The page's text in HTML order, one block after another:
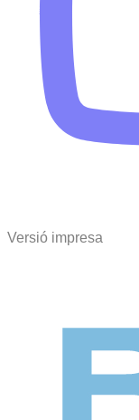
Versió impresa